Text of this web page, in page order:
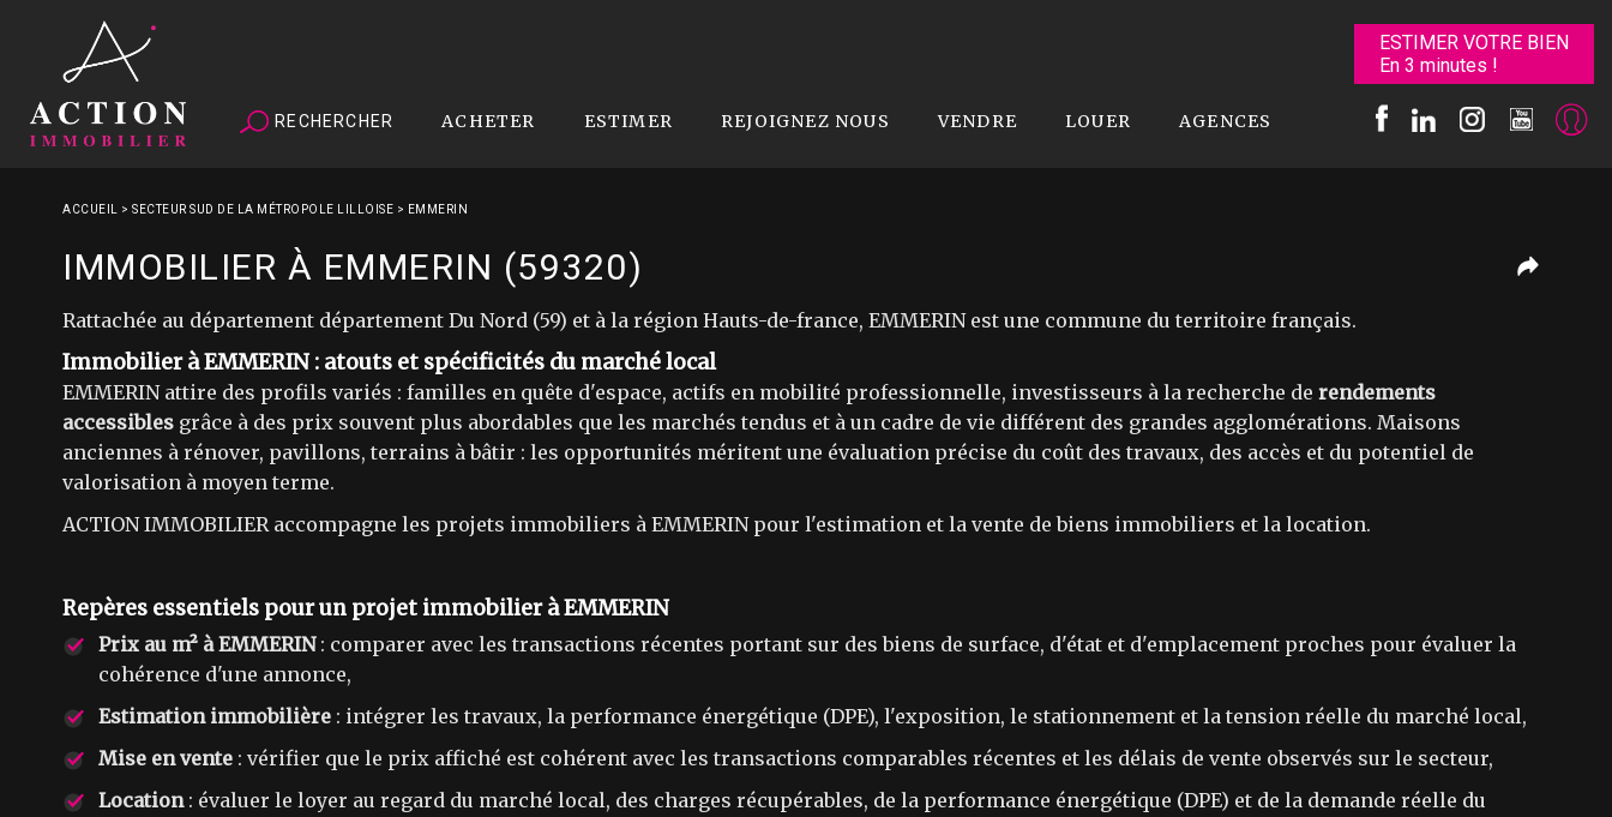
ESTIMER VOTRE BIEN
En 3 minutes !
RECHERCHER ACHETER ESTIMER REJOIGNEZ NOUS VENDRE LOUER AGENCES
ACCUEIL > SECTEUR SUD DE LA MÉTROPOLE LILLOISE > EMMERIN
IMMOBILIER À EMMERIN (59320)
Rattachée au département département Du Nord (59) et à la région Hauts-de-france, EMMERIN est une commune du territoire français.
Immobilier à EMMERIN : atouts et spécificités du marché local
EMMERIN attire des profils variés : familles en quête d'espace, actifs en mobilité professionnelle, investisseurs à la recherche de rendements
accessibles grâce à des prix souvent plus abordables que les marchés tendus et à un cadre de vie différent des grandes agglomérations. Maisons
anciennes à rénover, pavillons, terrains à bâtir : les opportunités méritent une évaluation précise du coût des travaux, des accès et du potentiel de
valorisation à moyen terme.
ACTION IMMOBILIER accompagne les projets immobiliers à EMMERIN pour l'estimation et la vente de biens immobiliers et la location.
Repères essentiels pour un projet immobilier à EMMERIN
Prix au m² à EMMERIN: comparer avec les transactions récentes portant sur des biens de surface, d'état et d'emplacement proches pour évaluer la
cohérence d'une annonce,
Estimation immobilière : intégrer les travaux, la performance énergétique (DPE), l'exposition, le stationnement et la tension réelle du marché local,
Mise en vente : vérifier que le prix affiché est cohérent avec les transactions comparables récentes et les délais de vente observés sur le secteur,
Location: évaluer le loyer au regard du marché local, des charges récupérables, de la performance énergétique (DPE) et de la demande réelle du